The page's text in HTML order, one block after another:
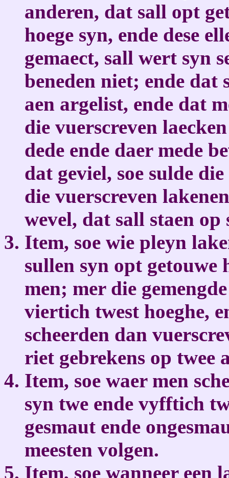
anderen, dat sall opt
hoege syn, ende dese
gemaect, sall wert syn
beneden niet; ende dat
aen argelist, ende dat
die vuerscreven
dede ende daer mede
dat geviel, soe sulde
die vuerscreven
wevel, dat sall staen op
Item, soe wie pleyn
sullen syn opt getouwe
men; mer die
viertich twest hoeghe,
scheerden dan
riet gebrekens op twee
Item, soe waer men
syn twe ende vyfftich
gesmaut ende
meesten volgen.
Item, soe wanneer een